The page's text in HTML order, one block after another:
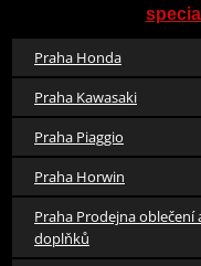
Praha Honda
Praha Kawasaki
Praha Piaggio
Praha Horwin
Praha Prodejna oblečení
doplňků